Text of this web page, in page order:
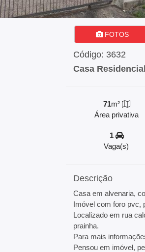
FOTOS
Código: 3632
Casa Residencial
71m²
Área privativa
1
Vaga(s)
Descrição
Casa em alvenaria,
Imóvel com foro pvc,
Localizado em rua
prainha.
Para mais
Pensou em imóvel,